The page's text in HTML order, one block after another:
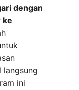
dengan
ke
langsung
ini